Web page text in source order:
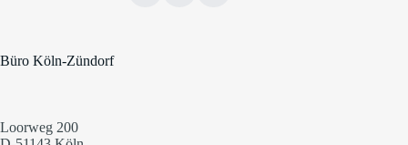
Büro Köln-Zündorf
Loorweg 200